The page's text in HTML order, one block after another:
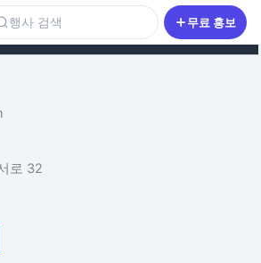
로 32
행사 검색 무료 홍보